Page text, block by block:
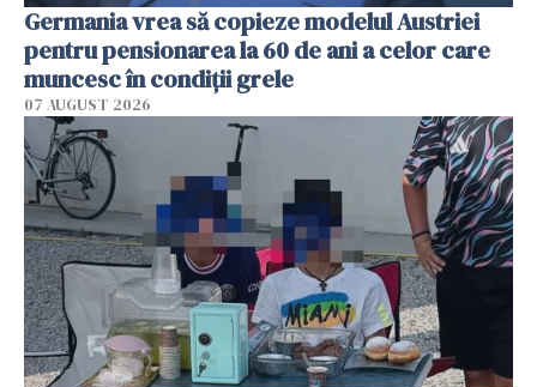
Germania vrea să copieze modelul Austriei
pentru pensionarea la 60 de ani a celor care
muncesc în condiții grele
07 AUGUST 2026